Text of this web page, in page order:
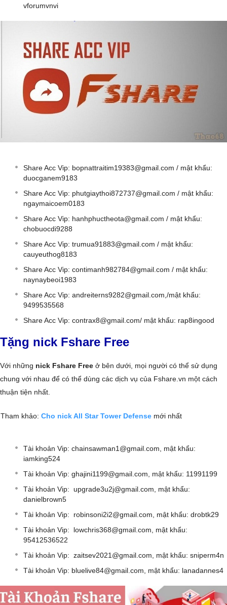
vforumvnvi
Share Acc Vip: bopnattraitim19383@gmail.com / mật khẩu:
duocganem9183
Share Acc Vip: phutgiaythoi872737@gmail.com / mật khẩu:
ngaymaicoem0183
Share Acc Vip: hanhphuctheota@gmail.com / mật khẩu:
chobuocdi9288
Share Acc Vip: trumua91883@gmail.com / mật khẩu:
cauyeuthog8183
Share Acc Vip: contimanh982784@gmail.com / mật khẩu:
naynaybeoi1983
Share Acc Vip: andreiterns9282@gmail.com ,/mật khẩu:
9499535568
Share Acc Vip: contrax8@gmail.com/ mật khẩu: rap8ingood
Tặng nick Fshare Free
Với những nick Fshare Free ở bên dưới, mọi người có thể sử dụng
chung với nhau để có thể dùng các dịch vụ của Fshare.vn một cách
thuận tiện nhất.
Tham khảo: Cho nick All Star Tower Defense mới nhất
Tài khoản Vip: chainsawman1@gmail.com , mật khẩu:
iamking524
Tài khoản Vip: ghajini1199@gmail.com , mật khẩu: 11991199
Tài khoản Vip: upgrade3u2j@gmail.com , mật khẩu:
danielbrown5
Tài khoản Vip: robinsoni2i2@gmail.com , mật khẩu: drobtk29
Tài khoản Vip: lowchris368@gmail.com , mật khẩu:
95412536522
Tài khoản Vip: zaitsev2021@gmail.com , mật khẩu: sniperm4n
Tài khoản Vip: bluelive84@gmail.com , mật khẩu: lanadannes4